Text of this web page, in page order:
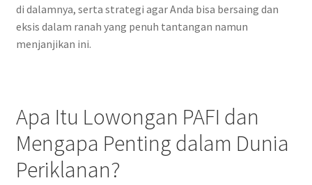
di dalamnya, serta strategi agar Anda bisa bersaing dan
eksis dalam ranah yang penuh tantangan namun
menjanjikan ini.
Apa Itu Lowongan PAFI dan
Mengapa Penting dalam Dunia
Periklanan?